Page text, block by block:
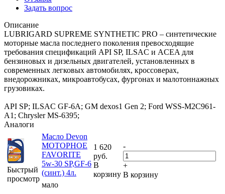
Задать вопрос
Описание
LUBRIGARD SUPREME SYNTHETIC PRO – синтетические
моторные масла последнего поколения превосходящие
требования спецификаций API SP, ILSAC и ACEA для
бензиновых и дизельных двигателей, установленных в
современных легковых автомобилях, кроссоверах,
внедорожниках, микроавтобусах, фургонах и малотоннажных
грузовиках.
API SP; ILSAC GF-6A; GM dexos1 Gen 2; Ford WSS-M2C961-
A1; Chrysler MS-6395;
Аналоги
Быстрый
просмотр
Масло Devon
МОТОРНОЕ
FAVORITE
5w-30 SP,GF-6
(синт.) 4л.
мало
1 620
руб.
В
корзину
-
+
В корзину